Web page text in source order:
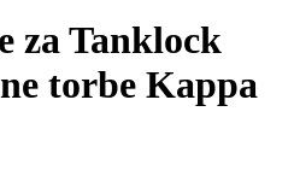
za Tanklock
torbe Kappa